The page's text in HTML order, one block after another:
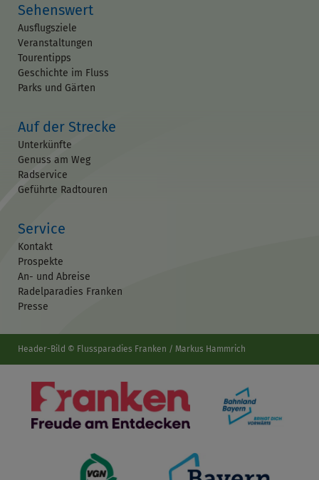
Sehenswert
Ausflugsziele
Veranstaltungen
Tourentipps
Geschichte im Fluss
Parks und Gärten
Auf der Strecke
Unterkünfte
Genuss am Weg
Radservice
Geführte Radtouren
Service
Kontakt
Prospekte
An- und Abreise
Radelparadies Franken
Presse
Header-Bild © Flussparadies Franken / Markus Hammrich